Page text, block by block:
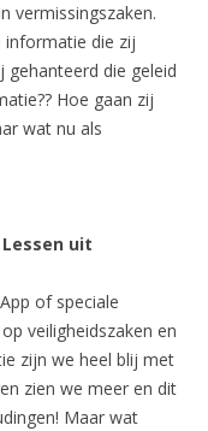
vermissingszaken.
informatie die zij
gehanteerd die geleid
Hoe gaan zij
wat nu als
uit
of speciale
veiligheidszaken en
zijn we heel blij met
zien we meer en dit
Maar wat